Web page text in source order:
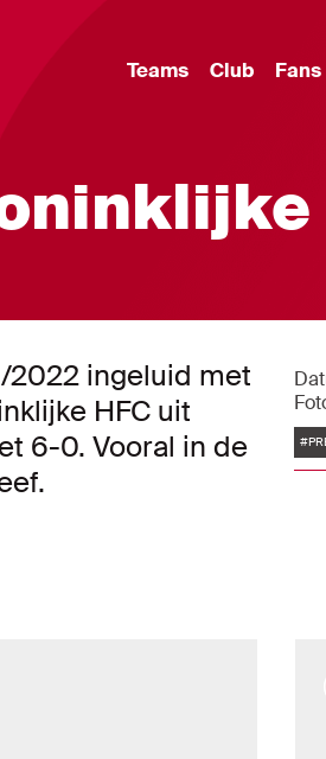
Teams Club Fans
2022 ingeluid met
HFC uit
6-0. Vooral in de